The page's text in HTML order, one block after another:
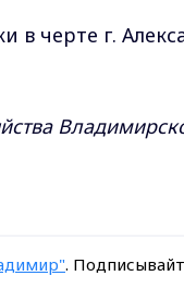
в черте г.
.